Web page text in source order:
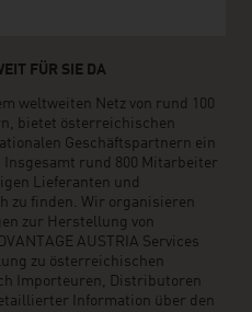
FÜR SIE DA
weltweiten Netz von rund 100
bietet österreichischen
Geschäftspartnern ein
rund 800 Mitarbeiter
Lieferanten und
zu finden. Wir organisieren
zur Herstellung von
AUSTRIA Services
zu österreichischen
Importeuren, Distributoren
Information über den